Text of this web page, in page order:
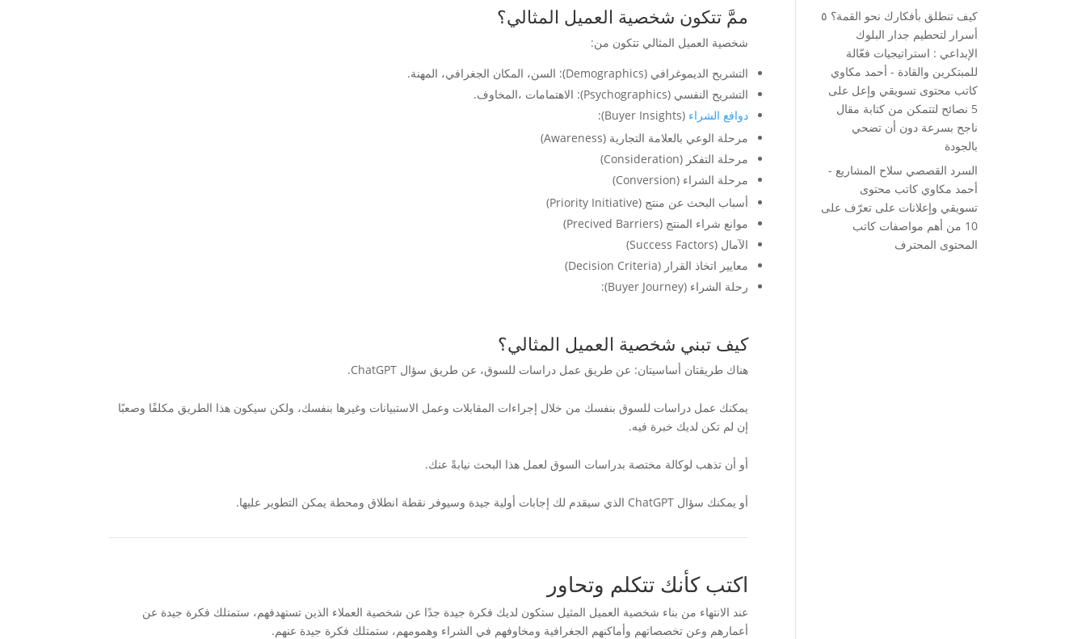
ممَّ تتكون شخصية العميل المثالي؟
شخصية العميل المثالي تتكون من:
التشريح الديموغرافي (Demographics): السن، المكان الجغرافي، المهنة.
التشريح النفسي (Psychographics): الاهتمامات ،المخاوف.
دوافع الشراء (Buyer Insights):
مرحلة الوعي بالعلامة التجارية (Awareness)
مرحلة التفكر (Consideration)
مرحلة الشراء (Conversion)
أسباب البحث عن منتج (Priority Initiative)
موانع شراء المنتج (Precived Barriers)
الآمال (Success Factors)
معايير اتخاذ القرار (Decision Criteria)
رحلة الشراء (Buyer Journey):
كيف تبني شخصية العميل المثالي؟
هناك طريقتان أساسيتان: عن طريق عمل دراسات للسوق، عن طريق سؤال ChatGPT.
يمكنك عمل دراسات للسوق بنفسك من خلال إجراءات المقابلات وعمل الاستبيانات وغيرها بنفسك، ولكن سيكون هذا الطريق مكلفًا وصعبًا
إن لم تكن لديك خبرة فيه.
أو أن تذهب لوكالة مختصة بدراسات السوق لعمل هذا البحث نيابةً عنك.
أو يمكنك سؤال ChatGPT الذي سيقدم لك إجابات أولية جيدة وسيوفر نقطة انطلاق ومحطة يمكن التطوير عليها.
اكتب كأنك تتكلم وتحاور
عند الانتهاء من بناء شخصية العميل المثيل ستكون لديك فكرة جيدة جدًا عن شخصية العملاء الذين تستهدفهم، ستمتلك فكرة جيدة عن
أعمارهم وعن تخصصاتهم وأماكنهم الجغرافية ومخاوفهم في الشراء وهمومهم، ستمتلك فكرة جيدة عنهم.
كيف تنطلق بأفكارك نحو القمة؟ ٥
أسرار لتحطيم جدار البلوك
الإبداعي : استراتيجيات فعّالة
للمبتكرين والقادة - أحمد مكاوي
كاتب محتوى تسويقي وإعل على
5 نصائح لتتمكن من كتابة مقال
ناجح بسرعة دون أن تضحي
بالجودة
السرد القصصي سلاح المشاريع -
أحمد مكاوي كاتب محتوى
تسويقي وإعلانات علىتعرّف على
10 من أهم مواصفات كاتب
المحتوى المحترف